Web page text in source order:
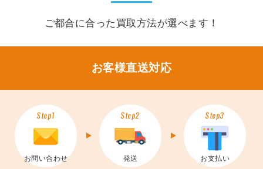
ご都合に合った買取方法が選べます！
お客様直送対応
Step1
お問い合わせ
Step2
発送
Step3
お支払い